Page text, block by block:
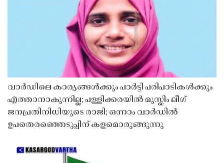
വാർഡിലെ കാര്യങ്ങൾക്കും പാർട്ടി പരിപാടികൾക്കും
എത്താനാകുന്നില്ല; പള്ളിക്കരയിൽ മുസ്ലിം ലീഗ്
ജനപ്രതിനിധിയുടെ രാജി; ഒന്നാം വാർഡിൽ
ഉപതെരഞ്ഞെടുപ്പിന് കളമൊരുങ്ങുന്നു